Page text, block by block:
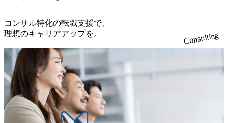
も関わらず、外資系戦略コンサルティングファームや総合
系コンサルティングファームをはじめ、メーカー、ITベン
チャー、外資系金融機関など多彩な出自で構成されてお
り、常に刺激を受けながらプロジェクトワークが可能 総合
コンサルティングファームの名の通り、全方位のクライア
ントに対して様々なプロジェクトが存在しており、手を上
げれば常に新しいテーマのチャレンジ機会を提供している
（ワンプール制） そのため、全体の離職率10％以下、未経
験3年未満の離職率は0％と驚異の定着率を誇る 大手ファー
ムと同水準以上の報酬制度であり、ファーム経験者の場合
り、<u>営業活動に工数を割かれることなくデリバリーに注
力可能</u> 従業員満足度を非常に重視しており、意にそぐ
わないプロジェクトにアサインされてしまった場合、半強
制的に別のプロジェクトに異動することが可能。その結
果、<u>退職率も10%程度</u>(他社平均は2～30%程度) 残業
時間は<u>平均30時間程度。</u>バリューが出ていないから
残業代をつけさせないといったことはしない DE&Iにおいて
は女性活用や外国人/高齢者/障碍者などさまざまなバックグ
ラウンドを持つメンバーの働く環境を整えている SDGsの推
進にも積極的で、プロボノ支援等を行っている 部活動も活
コンサル特化の転職支援で、
理想のキャリアアップを。
Consulting